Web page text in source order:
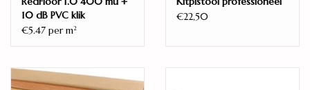
Vellingkant
Micro 4V
Houtstructuur
10 dB PVC klik
€5.47 per m2
€22,50